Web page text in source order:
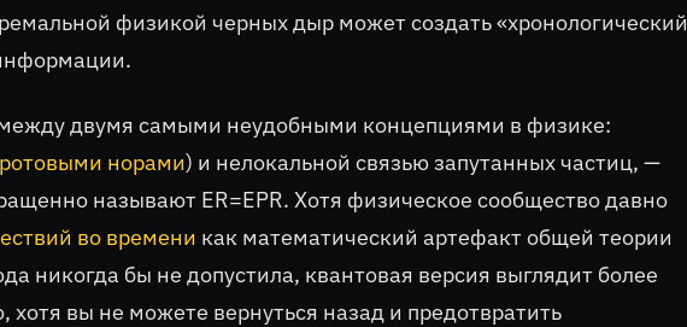
физикой черных дыр может создать «хронологический
между двумя самыми неудобными концепциями в физике:
норами) и нелокальной связью запутанных частиц, —
называют ER=EPR. Хотя физическое сообщество давно
во времени как математический артефакт общей теории
никогда бы не допустила, квантовая версия выглядит более
хотя вы не можете вернуться назад и предотвратить